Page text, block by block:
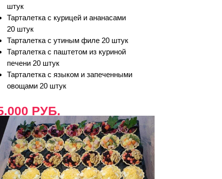
штук
Тарталетка с курицей и ананасами
20 штук
Тарталетка с утиным филе 20 штук
Тарталетка с паштетом из куриной
печени 20 штук
Тарталетка с языком и запеченными
овощами 20 штук
РУБ.